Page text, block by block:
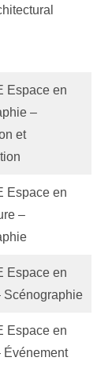
Espace en
–
et
Espace en
–
Espace en
Scénographie
Espace en
Événement